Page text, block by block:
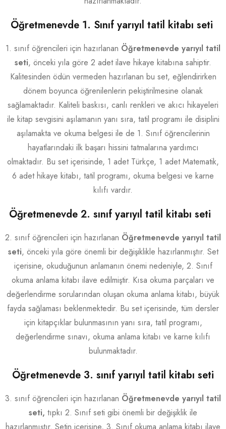
Öğretmenevde 1. Sınıf yarıyıl tatil kitabı seti
1. sınıf öğrencileri için hazırlanan Öğretmenevde yarıyıl tatil
seti, önceki yıla göre 2 adet ilave hikaye kitabına sahiptir.
Kalitesinden ödün vermeden hazırlanan bu set, eğlendirirken
dönem boyunca öğrenilenlerin pekiştirilmesine olanak
sağlamaktadır. Kaliteli baskısı, canlı renkleri ve akıcı hikayeleri
ile kitap sevgisini aşılamanın yanı sıra, tatil programı ile disiplini
aşılamakta ve okuma belgesi ile de 1. Sınıf öğrencilerinin
hayatlarındaki ilk başarı hissini tatmalarına yardımcı
olmaktadır. Bu set içerisinde, 1 adet Türkçe, 1 adet Matematik,
6 adet hikaye kitabı, tatil programı, okuma belgesi ve karne
kılıfı vardır.
Öğretmenevde 2. sınıf yarıyıl tatil kitabı seti
2. sınıf öğrencileri için hazırlanan Öğretmenevde yarıyıl tatil
seti, önceki yıla göre önemli bir değişiklikle hazırlanmıştır. Set
içerisine, okuduğunun anlamanın önemi nedeniyle, 2. Sınıf
okuma anlama kitabı ilave edilmiştir. Kısa okuma parçaları ve
değerlendirme sorularından oluşan okuma anlama kitabı, büyük
fayda sağlaması beklenmektedir. Bu set içerisinde, tüm dersler
için kitapçıklar bulunmasının yanı sıra, tatil programı,
değerlendirme sınavı, okuma anlama kitabı ve karne kılıfı
bulunmaktadır.
Öğretmenevde 3. sınıf yarıyıl tatil kitabı seti
3. sınıf öğrencileri için hazırlanan Öğretmenevde yarıyıl tatil
seti, tıpkı 2. Sınıf seti gibi önemli bir değişiklik ile